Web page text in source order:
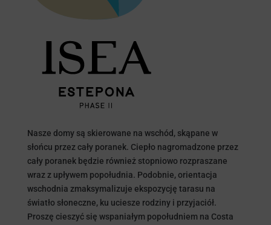
Nasze domy są skierowane na wschód, skąpane w
słońcu przez cały poranek. Ciepło nagromadzone przez
cały poranek będzie również stopniowo rozpraszane
wraz z upływem popołudnia. Podobnie, orientacja
wschodnia zmaksymalizuje ekspozycję tarasu na
światło słoneczne, ku uciesze rodziny i przyjaciół.
Proszę cieszyć się wspaniałym popołudniem na Costa